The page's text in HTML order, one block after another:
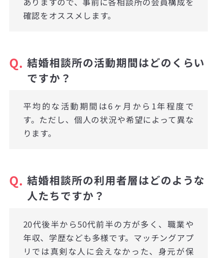
確認をオススメします。
Q. 結婚相談所の活動期間はどのくらい
ですか？
平均的な活動期間は6ヶ月から1年程度で
す。ただし、個人の状況や希望によって異な
ります。
Q. 結婚相談所の利用者層はどのような
人たちですか？
20代後半から50代前半の方が多く、職業や
年収、学歴なども多様です。マッチングアプ
リでは真剣な人に会えなかった、身元が保